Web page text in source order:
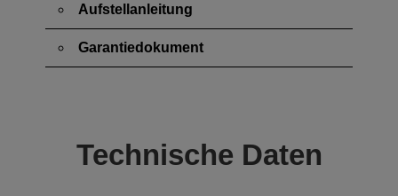
Aufstellanleitung
Garantiedokument
Technische Daten